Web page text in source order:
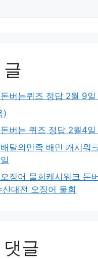
버는퀴즈 정답 2월 9
)
버는 퀴즈 정답 2월4
달의민족 배민 캐시워
징어 물회캐시워크 돈
대전 오징어 물회
글